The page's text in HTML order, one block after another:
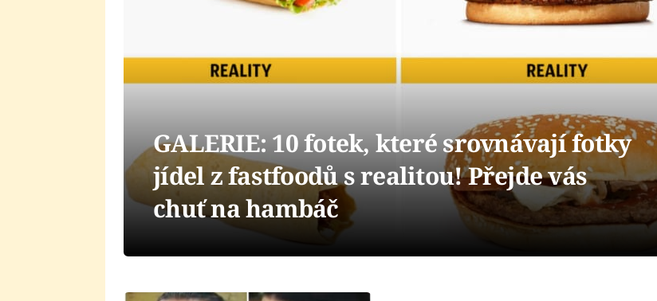
GALERIE: 10 fotek, které srovnávají fotky
jídel z fastfoodů s realitou! Přejde vás
chuť na hambáč